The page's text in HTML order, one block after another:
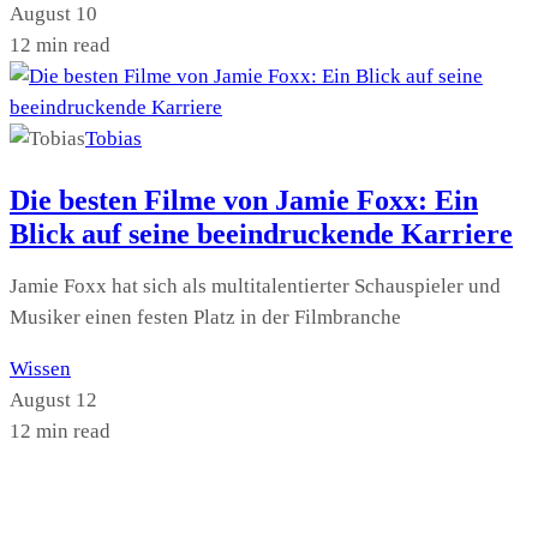
August 10
12 min read
Tobias
Die besten Filme von Jamie Foxx: Ein
Blick auf seine beeindruckende Karriere
Jamie Foxx hat sich als multitalentierter Schauspieler und
Musiker einen festen Platz in der Filmbranche
Wissen
August 12
12 min read